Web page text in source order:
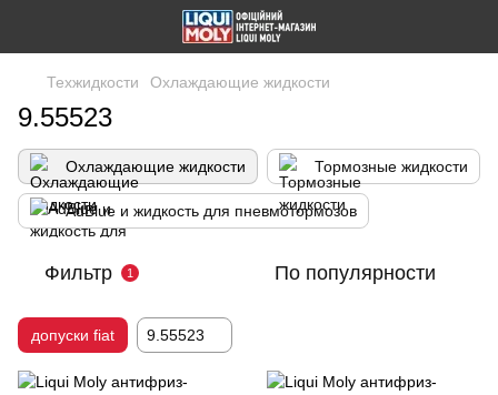
Техжидкости Охлаждающие жидкости
9.55523
Охлаждающие жидкости Тормозные жидкости
AdBlue и жидкость для пневмотормозов
Фильтр 1 По популярности
допуски fiat 9.55523